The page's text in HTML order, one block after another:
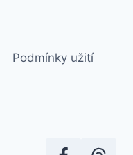
Podmínky užití